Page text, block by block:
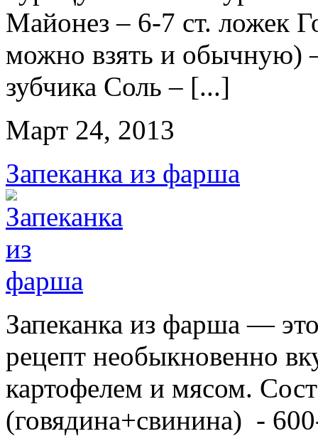
Майонез – 6-7 ст. ложек
можно взять и обычную)
зубчика Соль – [...]
Март 24, 2013
Запеканка из фарша
Запеканка из фарша —
рецепт необыкновенно
картофелем и мясом.
(говядина+свинина) -